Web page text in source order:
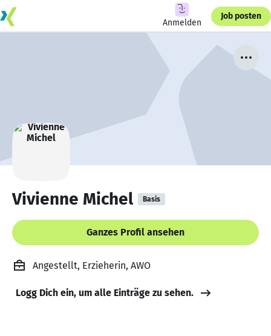
Anmelden
Job posten
Vivienne Michel Basis
Ganzes Profil ansehen
Angestellt, Erzieherin, AWO
Logg Dich ein, um alle Einträge zu sehen.